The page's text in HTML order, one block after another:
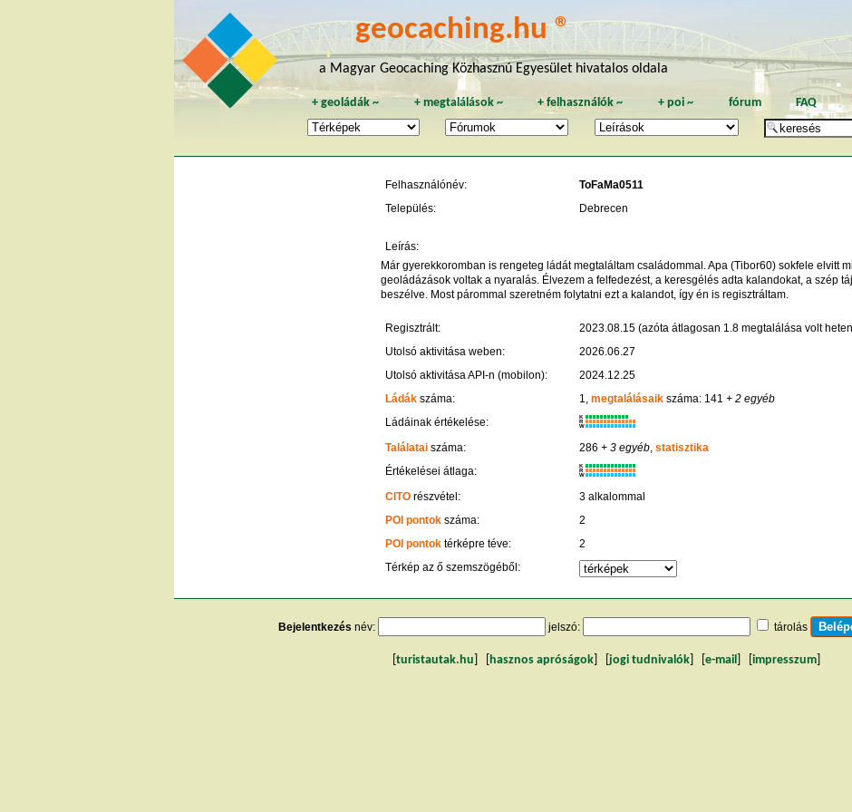
geocaching.hu ®
a Magyar Geocaching Közhasznú Egyesület hivatalos oldala
+geoládák ~ + megtalálások~ +felhasználók ~ + poi~ fórum FAQ
Felhasználónév:
ToFaMa0511
Település:
Debrecen
Leírás:
Már gyerekkoromban is rengeteg ládát megtaláltam családommal. Apa (Tibor60) sokfele elvitt
geoládázások voltak a nyaralás. Élvezem a felfedezést, a keresgélés adta kalandokat, a szép
beszélve. Most párommal szeretném folytatni ezt a kalandot, így én is regisztráltam.
Regisztrált:
2023.08.15 (azóta átlagosan 1.8 megtalálása volt
Utolsó aktivitása weben:
2026.06.27
Utolsó aktivitása API-n (mobilon):
2024.12.25
Ládák száma: 1, megtalálásaikszáma: 141 + 2 egyéb
Ládáinak értékelése:
K
R
W
Találatai száma: 286 + 3 egyéb, statisztika
Értékelései átlaga:
K
R
W
CITO részvétel:
3 alkalommal
POI pontok száma:
2
POI pontok térképre téve:
2
Térkép az ő szemszögéből:
Bejelentkezés név: jelszó: tárolás
turistautak.hu hasznos apróságok jogi tudnivalók e-mail impresszum